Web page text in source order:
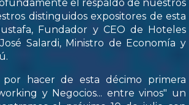
el respaldo de nuestros
distinguidos expositores de esta
Fundador y CEO de Hoteles
Salardi, Ministro de Economía y
por hacer de esta décimo primera
y Negocios... entre vinos" un